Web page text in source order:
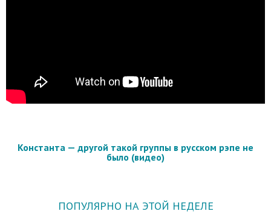
Константа — другой такой группы в русском рэпе не
было (видео)
ПОПУЛЯРНО НА ЭТОЙ НЕДЕЛЕ